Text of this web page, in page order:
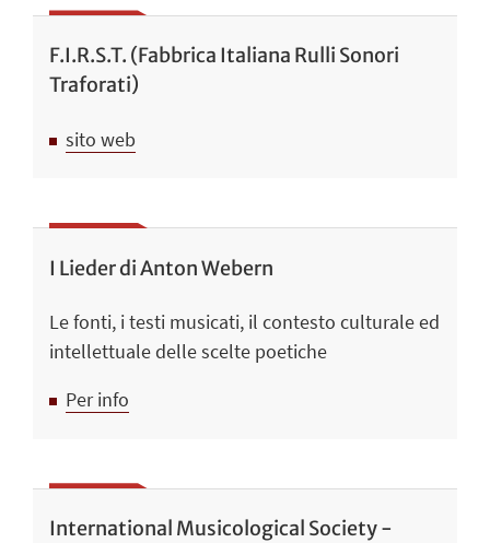
F.I.R.S.T. (Fabbrica Italiana Rulli Sonori
Traforati)
sito web
I Lieder di Anton Webern
Le fonti, i testi musicati, il contesto culturale ed
intellettuale delle scelte poetiche
Per info
International Musicological Society -